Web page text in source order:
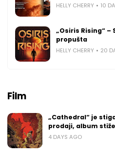
HELLY CHERRY 10
„Osiris Rising“ –
propušta
HELLY CHERRY 20
Film
„Cathedral“ je
prodaji, album
4 DAYS AGO